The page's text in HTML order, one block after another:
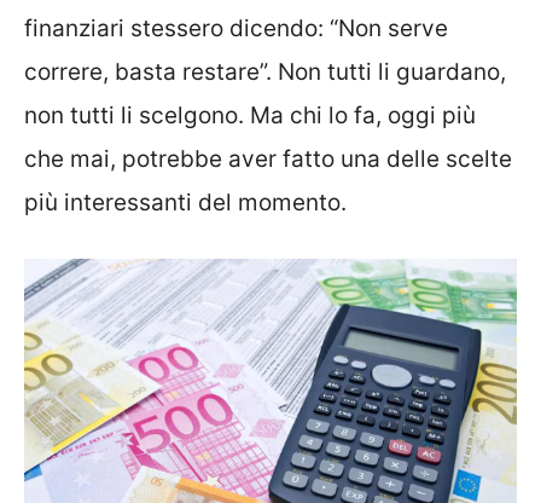
finanziari stessero dicendo: “Non serve
correre, basta restare”. Non tutti li guardano,
non tutti li scelgono. Ma chi lo fa, oggi più
che mai, potrebbe aver fatto una delle scelte
più interessanti del momento.